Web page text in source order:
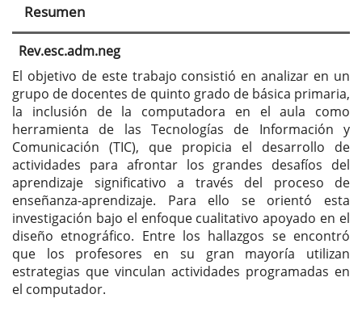
artículo
Resumen
Rev.esc.adm.neg
El objetivo de este trabajo consistió en analizar en un
grupo de docentes de quinto grado de básica primaria,
la inclusión de la computadora en el aula como
herramienta de las Tecnologías de Información y
Comunicación (TIC), que propicia el desarrollo de
actividades para afrontar los grandes desafíos del
aprendizaje significativo a través del proceso de
enseñanza-aprendizaje. Para ello se orientó esta
investigación bajo el enfoque cualitativo apoyado en el
diseño etnográfico. Entre los hallazgos se encontró
que los profesores en su gran mayoría utilizan
estrategias que vinculan actividades programadas en
el computador.